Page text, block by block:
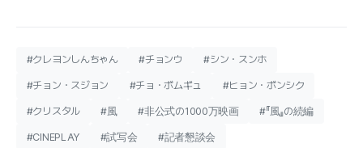
#クレヨンしんちゃん #チョンウ #シン・スンホ
#チョン・スジョン #チョ・ボムギュ #ヒョン・ボンシク
#クリスタル #風 #非公式の1000万映画 #『風』の続編
#CINEPLAY #試写会 #記者懇談会